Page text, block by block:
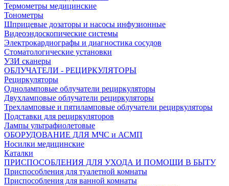
Термометры медицинские
Тонометры
Шприцевые дозаторы и насосы инфузионные
Видеоэндоскопические системы
Электрокардиографы и диагностика сосудов
Стоматологические установки
УЗИ сканеры
ОБЛУЧАТЕЛИ - РЕЦИРКУЛЯТОРЫ
Рециркуляторы
Одноламповые облучатели рециркуляторы
Двухламповые облучатели рециркуляторы
Трехламповые и пятиламповые облучатели рециркуляторы
Подставки для рециркуляторов
Лампы ультрафиолетовые
ОБОРУДОВАНИЕ ДЛЯ МЧС и АСМП
Носилки медицинские
Каталки
ПРИСПОСОБЛЕНИЯ ДЛЯ УХОДА И ПОМОЩИ В БЫТУ
Приспособления для туалетной комнаты
Приспособления для ванной комнаты